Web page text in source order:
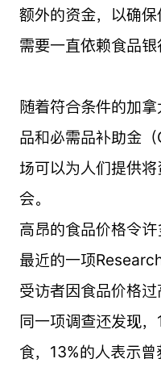
额外的资金，以确
需要一直依赖食品银
随着符合条件的加
品和必需品补助金
场可以为人们提供
会。
高昂的食品价格令许
最近的一项
受访者因食品价格过
同一项调查还发现
食，13%的人表示曾